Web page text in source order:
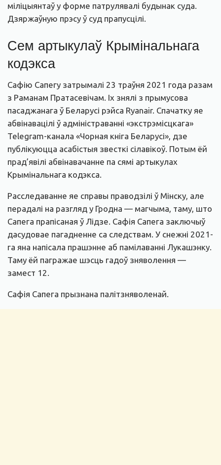
міліцыянтаў у форме патрулявалі будынак суда.
Дзяржаўную прэсу ў суд прапусцілі.
Сем артыкулаў Крымінальнага
кодэкса
Сафію Сапегу затрымалі 23 траўня 2021 года разам
з Раманам Пратасевічам. Іх знялі з прымусова
пасаджанага ў Беларусі рэйса Ryanair. Спачатку яе
абвінавацілі ў адміністраванні «экстрэмісцкага»
Telegram-канала «Чорная кніга Беларусі», дзе
публікуюцца асабістыя звесткі сілавікоў. Потым ёй
прад’явілі абвінавачанне па сямі артыкулах
Крымінальнага кодэкса.
Расследаванне яе справы праводзілі ў Мінску, але
перадалі на разгляд у Гродна — магчыма, таму, што
Сапега прапісаная ў Лідзе. Сафія Сапега заключыў
дасудовае пагадненне са следствам. У снежні 2021-
га яна напісала прашэнне аб памілаванні Лукашэнку.
Таму ёй пагражае шэсць гадоў зняволення —
замест 12.
Сафія Сапега прызнана палітзняволенай.